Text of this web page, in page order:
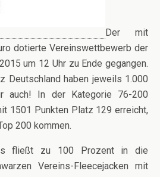
Der mit
dotierte Vereinswettbewerb der
um 12 Uhr zu Ende gegangen.
Deutschland haben jeweils 1.000
auch! In der Kategorie 76-200
1501 Punkten Platz 129 erreicht,
200 kommen.
fließt zu 100 Prozent in die
Vereins-Fleecejacken mit